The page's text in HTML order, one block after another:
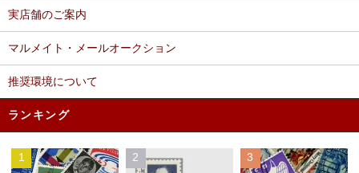
実店舗のご案内
マルメイト・メールオークション
推奨環境について
ランキング
1 2 3